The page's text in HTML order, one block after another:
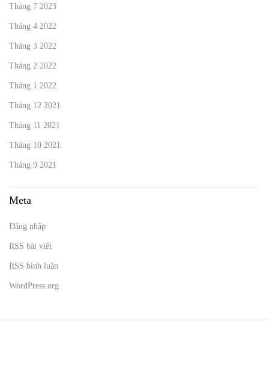
Tháng 7 2023
Tháng 4 2022
Tháng 3 2022
Tháng 2 2022
Tháng 1 2022
Tháng 12 2021
Tháng 11 2021
Tháng 10 2021
Tháng 9 2021
Meta
Đăng nhập
RSS bài viết
RSS bình luận
WordPress.org